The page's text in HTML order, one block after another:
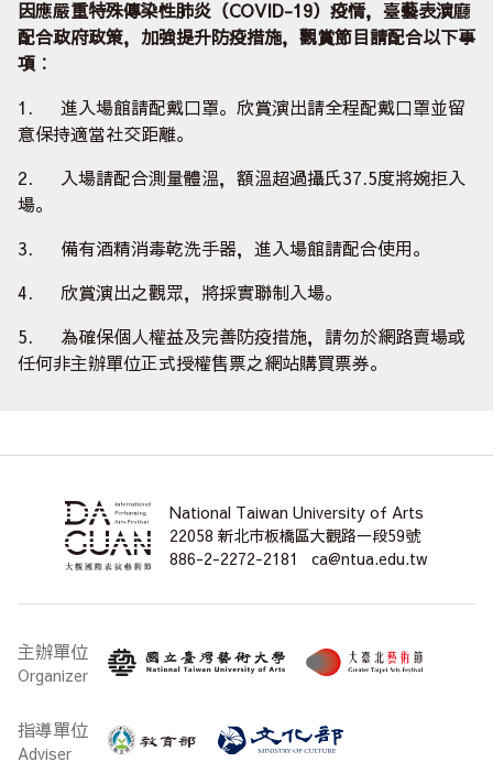
因應嚴重特殊傳染性肺炎（COVID-19）疫情，臺藝表演廳
配合政府政策，加強提升防疫措施，觀賞節目請配合以下事
項︰
1. 進入場館請配戴口罩。欣賞演出請全程配戴口罩並留
意保持適當社交距離。
2. 入場請配合測量體溫，額溫超過攝氏37.5度將婉拒入
場。
3. 備有酒精消毒乾洗手器，進入場館請配合使用。
4. 欣賞演出之觀眾，將採實聯制入場。
5. 為確保個人權益及完善防疫措施，請勿於網路賣場或
任何非主辦單位正式授權售票之網站購買票券。
National Taiwan University of Arts
22058 新北市板橋區大觀路一段59號
886-2-2272-2181 ca@ntua.edu.tw
主辦單位
Organizer
指導單位
Adviser